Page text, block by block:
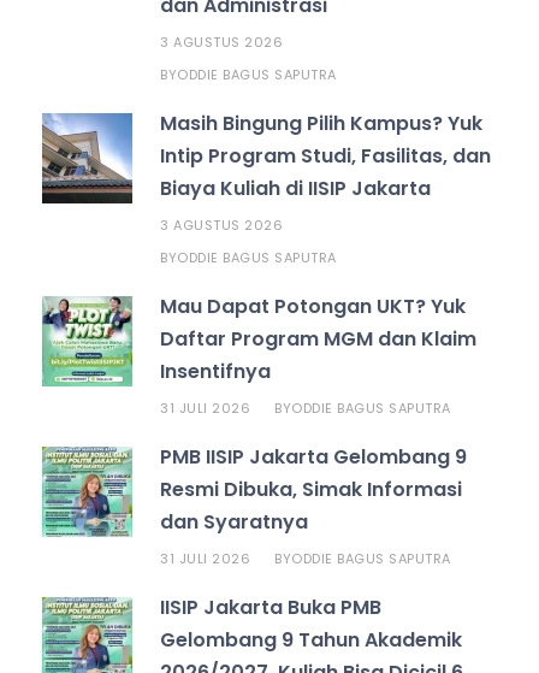
3 AGUSTUS 2026
BYODDIE BAGUS SAPUTRA
Masih Bingung Pilih Kampus? Yuk
Intip Program Studi, Fasilitas, dan
Biaya Kuliah di IISIP Jakarta
3 AGUSTUS 2026
BYODDIE BAGUS SAPUTRA
Mau Dapat Potongan UKT? Yuk
Daftar Program MGM dan Klaim
Insentifnya
31 JULI 2026 BYODDIE BAGUS SAPUTRA
PMB IISIP Jakarta Gelombang 9
Resmi Dibuka, Simak Informasi
dan Syaratnya
31 JULI 2026 BYODDIE BAGUS SAPUTRA
IISIP Jakarta Buka PMB
Gelombang 9 Tahun Akademik